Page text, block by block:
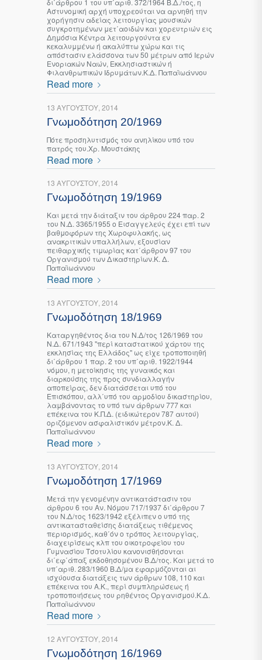
Αστυνομική αρχή υποχρεούται να αρνηθή την
χορήγησιν αδείας λειτουργίας μουσικών
συγκροτημένων μετ΄αοιδών και χορευτριών εις
Δημόσια Κέντρα λειτουργούντα εν
κεκαλυμμένω ή ακαλύπτω χώρω και τις
απόστασιν ελάσσονα των 50 μέτρων από Ιερών
Ενοριακών Ναών, Εκκλησιαστικών ή
Φιλανθρωπικών Ιδρυμάτων.Κ.Δ. Παπαϊωάννου
Read more
13 ΑΥΓΟΎΣΤΟΥ, 2014
Γνωμοδότηση 20/1969
Πότε προσηλυτισμός του ανηλίκου υπό του
πατρός του.Χρ. Μουστάκης
Read more
13 ΑΥΓΟΎΣΤΟΥ, 2014
Γνωμοδότηση 19/1969
Και μετά την διάταξιν του άρθρου 224 παρ. 2
του Ν.Δ. 3365/1955 ο Εισαγγελεύς έχει επί των
βαθμοφόρων της Χωροφυλακής, ως
ανακριτικών υπαλλήλων, εξουσίαν
πειθαρχικής τιμωρίας κατ΄άρθρον 97 του
Οργανισμού των Δικαστηρίων.Κ. Δ.
Παπαϊωάννου
Read more
13 ΑΥΓΟΎΣΤΟΥ, 2014
Γνωμοδότηση 18/1969
Καταργηθέντος δια του Ν.Δ/τος 126/1969 του
Ν.Δ. 671/1943 "περί καταστατικού χάρτου της
εκκλησίας της Ελλάδος" ως είχε τροποποιηθή
δι΄άρθρου 1 παρ. 2 του υπ΄αριθ. 1922/1944
νόμου, η μετοίκησις της γυναικός και
διαρκούσης της προς συνδιαλλαγήν
αποπείρας, δεν διατάσσεται υπό του
Επισκόπου, αλλ΄υπό του αρμοδίου δικαστηρίου,
λαμβάνοντας το υπό των άρθρων 777 και
επέκεινα του Κ.Π.Δ. (ειδικώτερον 787 αυτού)
οριζόμενον ασφαλιστικόν μέτρον.Κ. Δ.
Παπαϊωάννου
Read more
13 ΑΥΓΟΎΣΤΟΥ, 2014
Γνωμοδότηση 17/1969
Mετά την γενομένην αντικατάστασιν του
άρθρου 6 του Αν. Νόμου 717/1937 δι΄άρθρου 7
του Ν.Δ/τος 1623/1942 εξέλιπεν ο υπό της
αντικατασταθείσης διατάξεως τιθέμενος
περιορισμός, καθ΄όν ο τρόπος λειτουργίας,
διαχειρίσεως κλπ του οικοτροφείου του
Γυμνασίου Τσοτυλίου κανονισθήσονται
δι΄εφ΄άπαξ εκδοθησομένου Β.Δ/τος. Και μετά το
υπ΄αριθ. 283/1960 Β.Δ/μα εφαρμόζονται αι
ισχύουσα διατάξεις των άρθρων 108, 110 και
επέκεινα του Α.Κ., περί συμπληρώσεως ή
τροποποιήσεως του ρηθέντος Οργανισμού.Κ.Δ.
Παπαϊωάννου
Read more
12 ΑΥΓΟΎΣΤΟΥ, 2014
Γνωμοδότηση 16/1969